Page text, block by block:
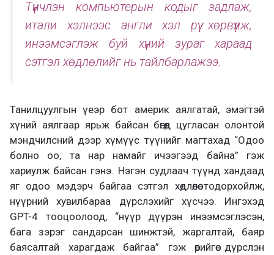
Түүнчлэн компьютерын кодыг задлаж,
итали хэлнээс англи хэл рүү хөрвүүлж,
инээмсэглэж буй хүний зураг хараад
сэтгэл хөдлөлийг нь тайлбарлажээ.
Танилцуулгын үеэр бот америк аялгатай, эмэгтэй
хүний аялгаар ярьж байсан бөгөөд цугласан олонтой
мэндчилсний дээр хүмүүс түүнийг магтахад “Одоо
болно оо, та нар намайг ичээгээд байна” гэж
хариулж байсан гэнэ. Нэгэн судлаач түүнд хандаад
яг одоо мэдэрч байгаа сэтгэл хөдлөлөө тодорхойлж,
нүүрний хувилбараа дүрслэхийг хүсчээ. Ингэхэд
GPT-4 тооцоолоод, “нүүр дүүрэн инээмсэглэсэн,
бага зэрэг сандарсан шинжтэй, жаргалтай, баяр
баясалтай харагдаж байгаа” гэж өөрийгөө дүрслэн